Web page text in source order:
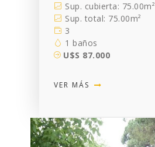
Sup. cubierta: 75.00m²
Sup. total: 75.00m²
3
1 baños
U$S 87.000
VER MÁS